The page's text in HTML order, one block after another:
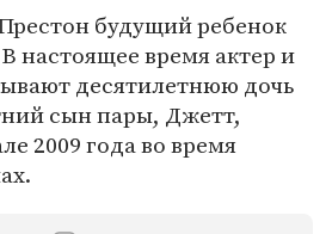
будущий ребенок
настоящее время актер и
десятилетнюю дочь
сын пары, Джетт,
2009 года во время